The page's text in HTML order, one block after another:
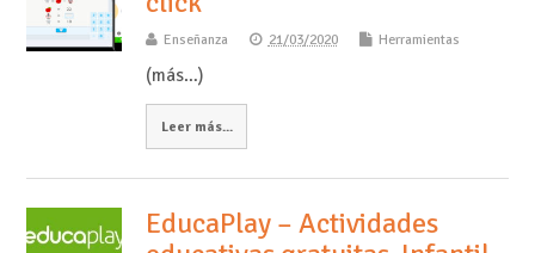
Enseñanza 21/03/2020 Herramientas
(más…)
Leer más...
EducaPlay – Actividades